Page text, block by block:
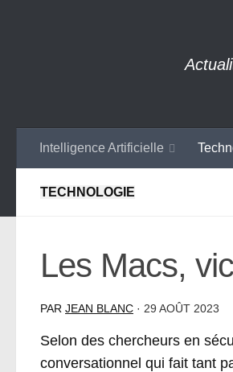
Intelligence Artificielle
TECHNOLOGIE
Les Macs,
PAR JEAN BLANC · 29 AOÛT 2023
Selon des chercheurs en
conversationnel qui fait tant